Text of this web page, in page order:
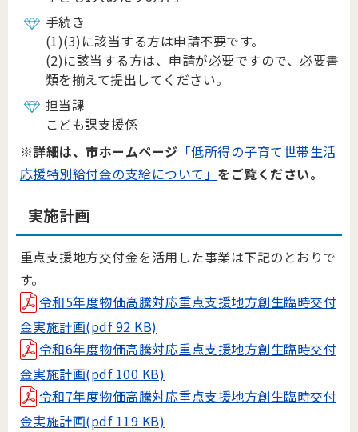
手続き
(1)(3)に該当する方は申請不要です。
(2)に該当する方は、申請が必要ですので、必要書
類を揃えて提出してください。
担当課
こども課支援係
※詳細は、市ホームページ 「低所得の子育て世帯生活
応援特別給付金の支給について」 をご覧ください。
実施計画
重点支援地方交付金を活用した事業は下記のとおりで
す。
令和5年度物価高騰対応重点支援地方創生臨時交付
金実施計画(pdf 92 KB)
令和6年度物価高騰対応重点支援地方創生臨時交付
金実施計画(pdf 100 KB)
令和7年度物価高騰対応重点支援地方創生臨時交付
金実施計画(pdf 119 KB)